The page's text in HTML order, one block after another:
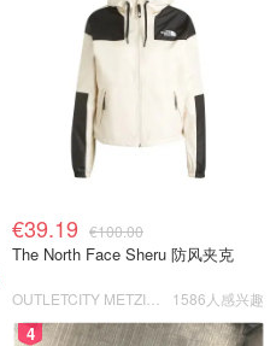
€39.19 €100.00
The North Face Sheru 防风夹克
1586人感兴趣
4